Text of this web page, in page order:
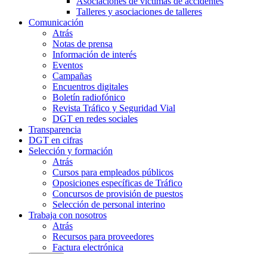
Talleres y asociaciones de talleres
Comunicación
Atrás
Notas de prensa
Información de interés
Eventos
Campañas
Encuentros digitales
Boletín radiofónico
Revista Tráfico y Seguridad Vial
DGT en redes sociales
Transparencia
DGT en cifras
Selección y formación
Atrás
Cursos para empleados públicos
Oposiciones específicas de Tráfico
Concursos de provisión de puestos
Selección de personal interino
Trabaja con nosotros
Atrás
Recursos para proveedores
Factura electrónica